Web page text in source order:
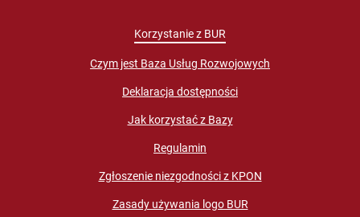
Korzystanie z BUR
Czym jest Baza Usług Rozwojowych
Deklaracja dostępności
Jak korzystać z Bazy
Regulamin
Zgłoszenie niezgodności z KPON
Zasady używania logo BUR